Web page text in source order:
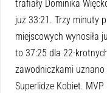
trafiały Dominika
już 33:21. Trzy minuty
miejscowych wynosiła
to 37:25 dla 22-
zawodniczkami uznano
Superlidze Kobiet.